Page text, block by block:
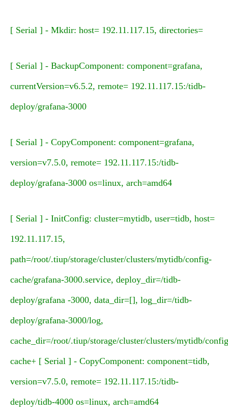
[ Serial ] - Mkdir: host= 192.11.117.15, directories=
[ Serial ] - BackupComponent: component=grafana,
currentVersion=v6.5.2, remote= 192.11.117.15:/tidb-
deploy/grafana-3000
[ Serial ] - CopyComponent: component=grafana,
version=v7.5.0, remote= 192.11.117.15:/tidb-
deploy/grafana-3000 os=linux, arch=amd64
[ Serial ] - InitConfig: cluster=mytidb, user=tidb, host=
192.11.117.15,
path=/root/.tiup/storage/cluster/clusters/mytidb/config-
cache/grafana-3000.service, deploy_dir=/tidb-
deploy/grafana -3000, data_dir=[], log_dir=/tidb-
deploy/grafana-3000/log,
cache_dir=/root/.tiup/storage/cluster/clusters/mytidb/
cache+ [ Serial ] - CopyComponent: component=tidb,
version=v7.5.0, remote= 192.11.117.15:/tidb-
deploy/tidb-4000 os=linux, arch=amd64